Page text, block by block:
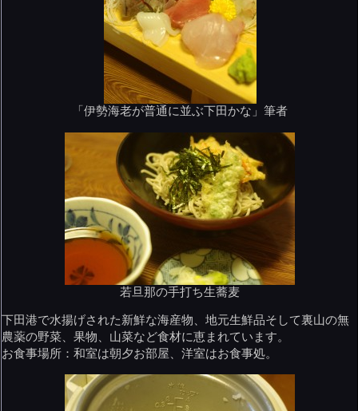
「伊勢海老が普通に並ぶ下田かな」筆者
若旦那の手打ち生蕎麦
下田港で水揚げされた新鮮な海産物、地元生鮮品そして裏山の無
農薬の野菜、果物、山菜など食材に恵まれています。
お食事場所：和室は朝夕お部屋、洋室はお食事処。